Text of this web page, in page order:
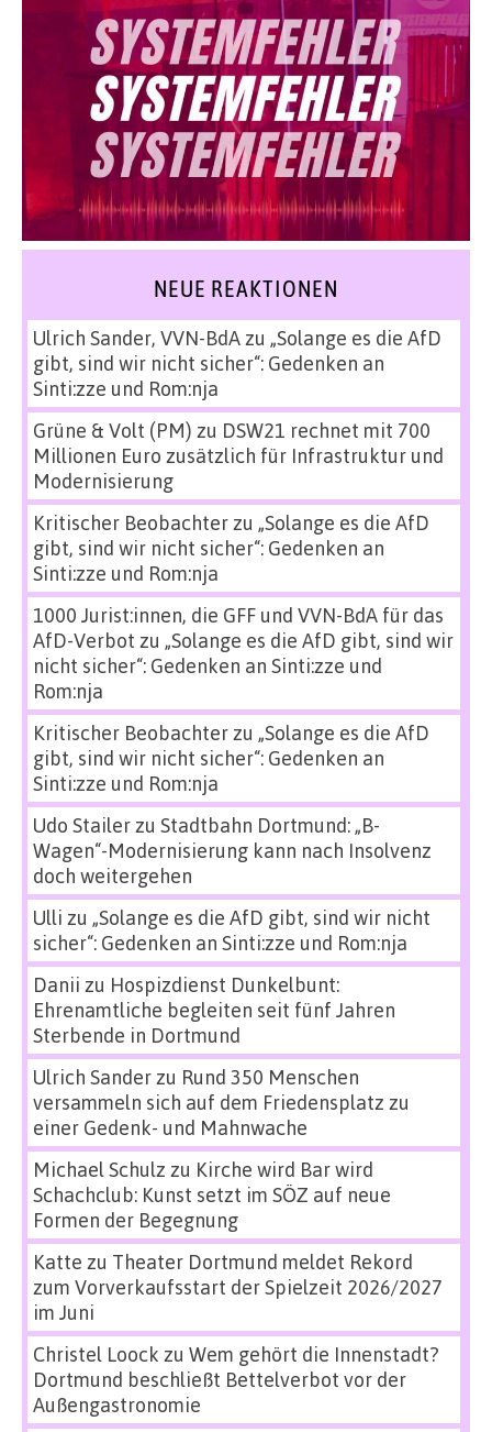
NEUE REAKTIONEN
Ulrich Sander, VVN-BdAzu „Solange es die AfD
gibt, sind wir nicht sicher“: Gedenken an
Sinti:zze und Rom:nja
Grüne & Volt (PM) zu DSW21 rechnet mit 700
Millionen Euro zusätzlich für Infrastruktur und
Modernisierung
Kritischer Beobachterzu „Solange es die AfD
gibt, sind wir nicht sicher“: Gedenken an
Sinti:zze und Rom:nja
1000 Jurist:innen, die GFF und VVN-BdA für das
AfD-Verbot zu „Solange es die AfD gibt, sind wir
nicht sicher“: Gedenken an Sinti:zze und
Rom:nja
Kritischer Beobachterzu „Solange es die AfD
gibt, sind wir nicht sicher“: Gedenken an
Sinti:zze und Rom:nja
Udo Stailerzu Stadtbahn Dortmund: „B-
Wagen“-Modernisierung kann nach Insolvenz
doch weitergehen
Ulli zu „Solange es die AfD gibt, sind wir nicht
sicher“: Gedenken an Sinti:zze und Rom:nja
Danii zu Hospizdienst Dunkelbunt:
Ehrenamtliche begleiten seit fünf Jahren
Sterbende in Dortmund
Ulrich Sanderzu Rund 350 Menschen
versammeln sich auf dem Friedensplatz zu
einer Gedenk- und Mahnwache
Michael Schulz zu Kirche wird Bar wird
Schachclub: Kunst setzt im SÖZ auf neue
Formen der Begegnung
Katte zu Theater Dortmund meldet Rekord
zum Vorverkaufsstart der Spielzeit 2026/2027
im Juni
Christel Loock zu Wem gehört die Innenstadt?
Dortmund beschließt Bettelverbot vor der
Außengastronomie